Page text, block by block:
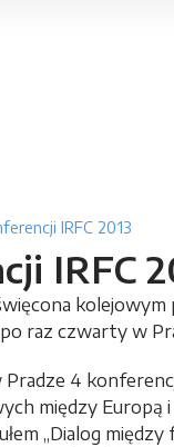
IRFC 2013
IRFC
po raz czwarty w
Pradze 4
między Europą
„Dialog